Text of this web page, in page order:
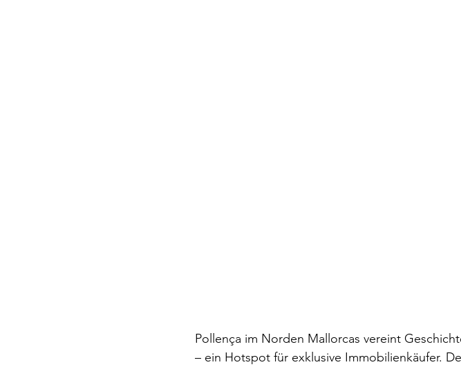
Pollença im Norden Mallorcas vereint
– ein Hotspot für exklusive Immobilienkäufer.